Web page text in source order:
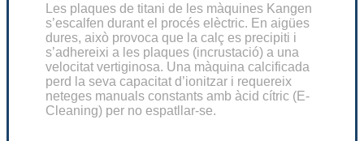
Les plaques de titani de les màquines Kangen
s’escalfen durant el procés elèctric. En aigües
dures, això provoca que la calç es precipiti i
s’adhereixi a les plaques (incrustació) a una
velocitat vertiginosa. Una màquina calcificada
perd la seva capacitat d’ionitzar i requereix
neteges manuals constants amb àcid cítric (E-
Cleaning) per no espatllar-se.